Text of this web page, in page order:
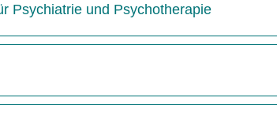
Psychiatrie und Psychotherapie